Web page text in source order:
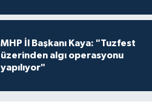
MHP İl Başkanı Kaya: "Tuzfest
üzerinden algı operasyonu
yapılıyor"